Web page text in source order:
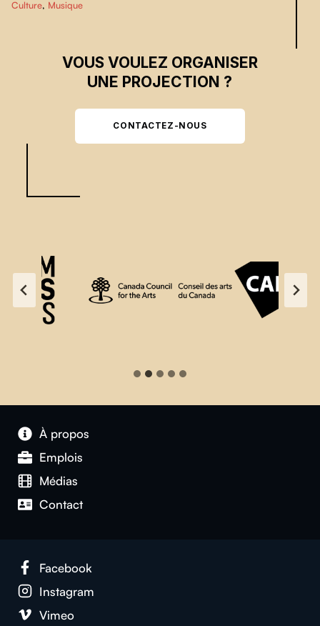
Culture, Musique
VOUS VOULEZ ORGANISER
UNE PROJECTION ?
CONTACTEZ-NOUS
À propos
Emplois
Médias
Contact
Facebook
Instagram
Vimeo